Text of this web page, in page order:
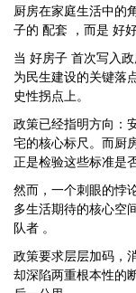
厨房在家庭生活中的
子的 配套 ，而是 好
当 好房子 首次写入
为民生建设的关键落
史性拐点上。
政策已经指明方向：
宅的核心标尺。而厨
正是检验这些标准是
然而，一个刺眼的悖
多生活期待的核心空
队者 。
政策要求层层加码，
却深陷两重根本性的